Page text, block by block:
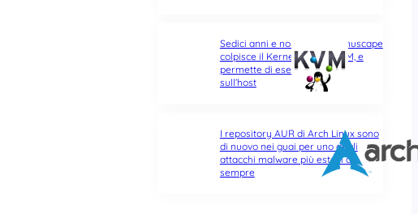
Sedici anni e non sentirli: Januscape
colpisce il Kernel Linux e KVM, e
permette di eseguire codice
sull’host
I repository AUR di Arch Linux sono
di nuovo nei guai per uno degli
attacchi malware più estesi di
sempre